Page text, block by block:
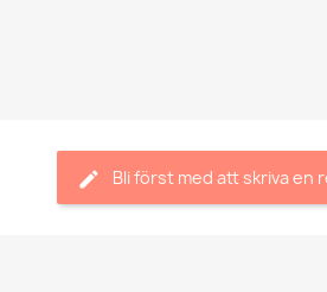
Bli först med att skriva en